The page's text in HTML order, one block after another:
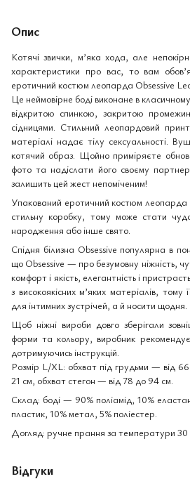
Опис
Котячі звички, м’яка хода, але
характеристики про вас, то вам
еротичний костюм леопарда Obsessive
Це неймовірне боді виконане в
відкритою спинкою, закритою
сідницями. Стильний леопардовий
матеріалі надає тілу сексуальності.
котячий образ. Щойно приміряєте
фото та надіслати його своєму
залишить цей жест непоміченим!
Упакований еротичний костюм
стильну коробку, тому може стати
народження або інше свято.
Спідня білизна Obsessive популярна в
що Obsessive — про безумовну ніжність,
комфорт і якість, елегантність і
з високоякісних м’яких матеріалів,
для інтимних зустрічей, а й носити щодня.
Щоб ніжні вироби довго зберігали
форми та кольору, виробник
дотримуючись інструкцій.
Розмір L/XL: обхват під грудьми — від
21 см, обхват стегон — від 78 до 94 см.
Склад: боді — 90% поліамід, 10%
пластик, 10% метал, 5% поліестер.
Догляд: ручне прання за температури 30
Відгуки